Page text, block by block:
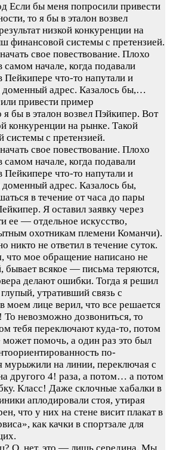
Если бы меня попросили привести
то я бы в эталон возвел
низкой конкуренции на
финансовой системы с претензией.
свое повествование. Плохо
начале, когда подавали
Пейкипере что-то напутали и
доменный адрес. Казалось бы,…
привести пример
я бы в эталон возвел Пэйкипер. Вот
конкуренции на рынке. Такой
с претензией.
свое повествование. Плохо
начале, когда подавали
Пейкипере что-то напутали и
доменный адрес. Казалось бы,
в течение от часа до пары
Я оставил заявку через
ее — отдельное искусство,
охотникам племени Команчи).
никто не ответил в течение суток.
что мое обращение написано не
бывает всякое — письма теряются,
делают ошибки. Тогда я решил
утративший связь с
лице верил, что все решается
невозможно дозвониться, то
тебя переключают куда-то, потом
может помочь, а один раз это был
по-
мурыжили на линии, переключая с
другого 4! раза, а потом… а потом
Класс! Даже склочные хабалки в
аплодировали стоя, утирая
что у них на стене висит плакат в
как качки в спортзале для